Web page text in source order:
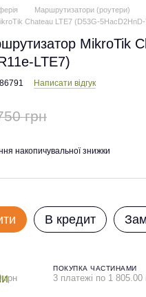
Маршрутизатори (роутери)
Chateau LTE7 (D53G-
MikroTik
LTE7)
Написати відгук
грн
накопичувальної знижки
В кредит
грн
ПОКУПКА ЧАСТИНАМИ
3 платежі по 1 805.00